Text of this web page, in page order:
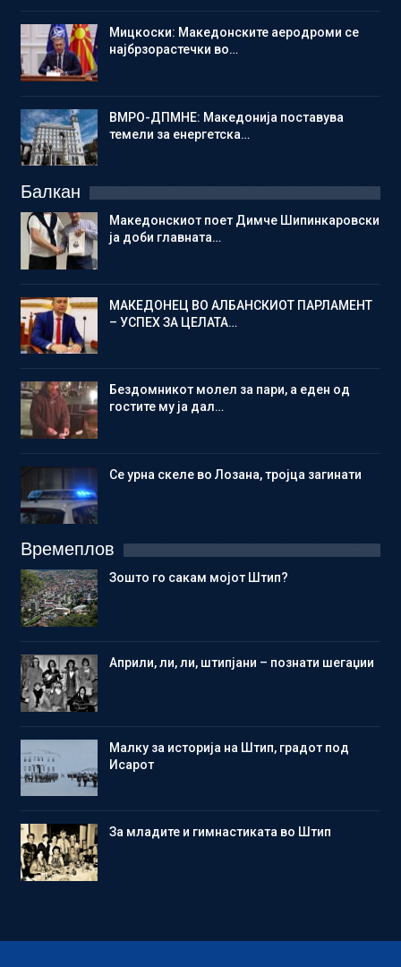
Мицкоски: Македонските аеродроми се
најбрзорастечки во…
ВМРО-ДПМНЕ: Македонија поставува
темели за енергетска…
Балкан
Македонскиот поет Димче Шипинкаровски
ја доби главната…
МАКЕДОНЕЦ ВО АЛБАНСКИОТ ПАРЛАМЕНТ
– УСПЕХ ЗА ЦЕЛАТА…
Бездомникот молел за пари, а еден од
гостите му ја дал…
Се урна скеле во Лозана, тројца загинати
Времеплов
Зошто го сакам мојот Штип?
Aприли, ли, ли, штипјани – познати шегаџии
Малку за историја на Штип, градот под
Исарот
Зa младите и гимнастиката во Штип